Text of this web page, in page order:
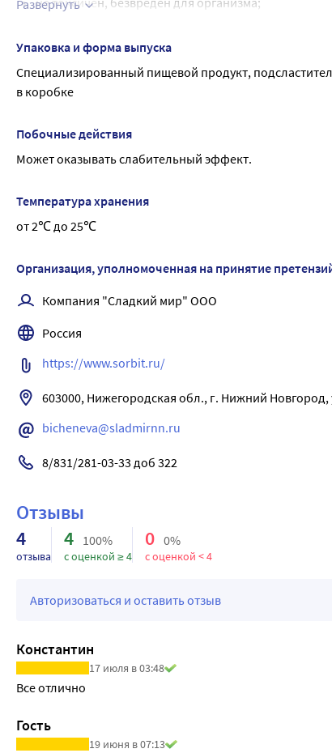
сахару 0,6 - он менее сладкий, чем сахар.
Развернуть
Упаковка и форма выпуска
Специализированный пищевой продукт,
в коробке
Побочные действия
Может оказывать слабительный эффект.
Температура хранения
от 2℃ до 25℃
Организация, уполномоченная на принятие
Компания "Сладкий мир" ООО
Россия
https://www.sorbit.ru/
bicheneva@sladmirnn.ru
8/831/281-03-33 доб 322
Отзывы
4
отзыва
4 100%
с оценкой ≥ 4
0 0%
с оценкой < 4
Авторизоваться и оставить отзыв
Константин
17 июля в 03:48
Все отлично
Гость
19 июня в 07:13